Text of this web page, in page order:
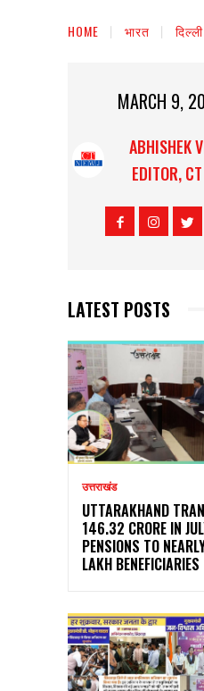
HOME भारत दिल्ली
MARCH 9,
ABHISHEK
EDITOR,
LATEST POSTS
उत्तराखंड
UTTARAKHAND
₹146.32 CRORE IN
PENSIONS TO
LAKH BENEFICIARIES